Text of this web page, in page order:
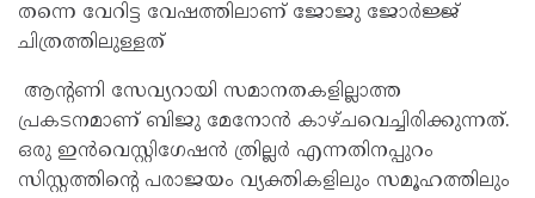
തന്നെ വേറിട്ട വേഷത്തിലാണ് ജോജു ജോര്‍ജ്ജ്
ചിത്രത്തിലുള്ളത്
ആന്റണി സേവ്യറായി സമാനതകളില്ലാത്ത
പ്രകടനമാണ് ബിജു മേനോന്‍ കാഴ്ചവെച്ചിരിക്കുന്നത്.
ഒരു ഇന്‍വെസ്റ്റിഗേഷന്‍ ത്രില്ലര്‍ എന്നതിനപ്പുറം
സിസ്റ്റത്തിന്റെ പരാജയം വ്യക്തികളിലും സമൂഹത്തിലും